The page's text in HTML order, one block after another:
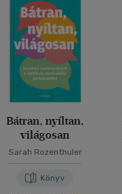
Bátran, nyíltan,
világosan
Sarah Rozenthuler
Könyv